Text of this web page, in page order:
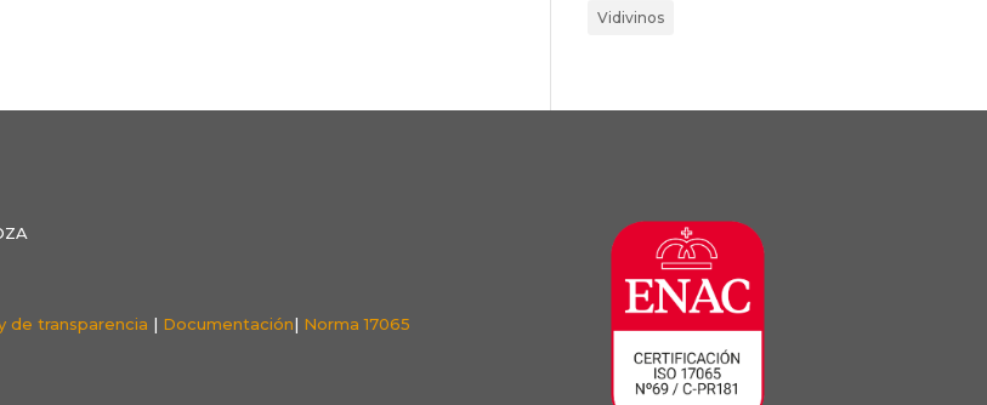
Vidivinos
de transparencia | Documentación| Norma 17065